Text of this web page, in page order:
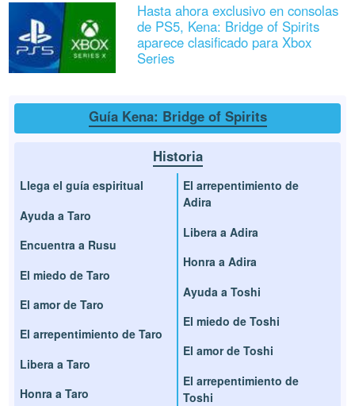
Hasta ahora exclusivo en consolas
de PS5, Kena: Bridge of Spirits
aparece clasificado para Xbox
Series
Guía Kena: Bridge of Spirits
Historia
Llega el guía espiritual
Ayuda a Taro
Encuentra a Rusu
El miedo de Taro
El amor de Taro
El arrepentimiento de Taro
Libera a Taro
Honra a Taro
El arrepentimiento de
Adira
Libera a Adira
Honra a Adira
Ayuda a Toshi
El miedo de Toshi
El amor de Toshi
El arrepentimiento de
Toshi